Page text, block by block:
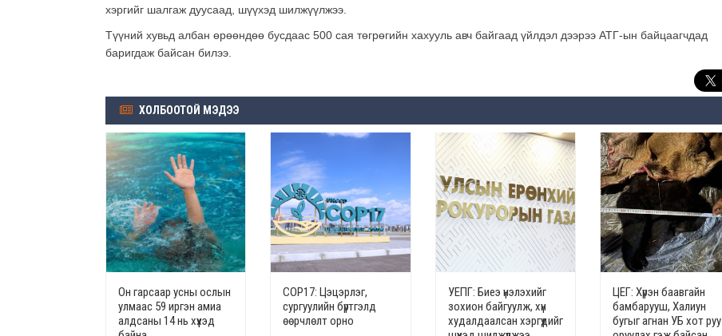
хэргийг шалгаж дуусаад, шүүхэд шилжүүлжээ.
Түүний хувьд албан өрөөндөө бусдаас 500 сая төгрөгийн хахууль авч байгаад үйлдэл дээрээ АТГ-ын байцаагчдад
баригдаж байсан билээ.
ХОЛБООТОЙ МЭДЭЭ
Он гарсаар усны ослын
улмаас 59 иргэн амиа
алдсаны 14 нь хүүхэд
СОР17: Цэцэрлэг,
сургуулийн бүртгэлд
өөрчлөлт орно
УЕПГ: Биеэ үнэлэхийг
зохион байгуулж, хүн
худалдаалсан хэргүүдийг
ЦЕГ: Хүрэн баавгайн
бамбарууш, Халиун
бугыг агнан УБ хот руу